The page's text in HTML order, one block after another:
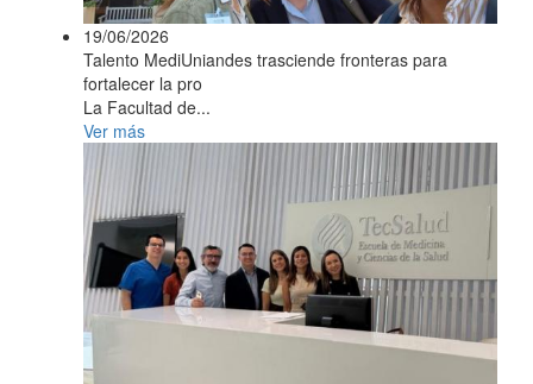
19/06/2026
Talento MediUniandes trasciende fronteras para
fortalecer la pro
La Facultad de...
Ver más